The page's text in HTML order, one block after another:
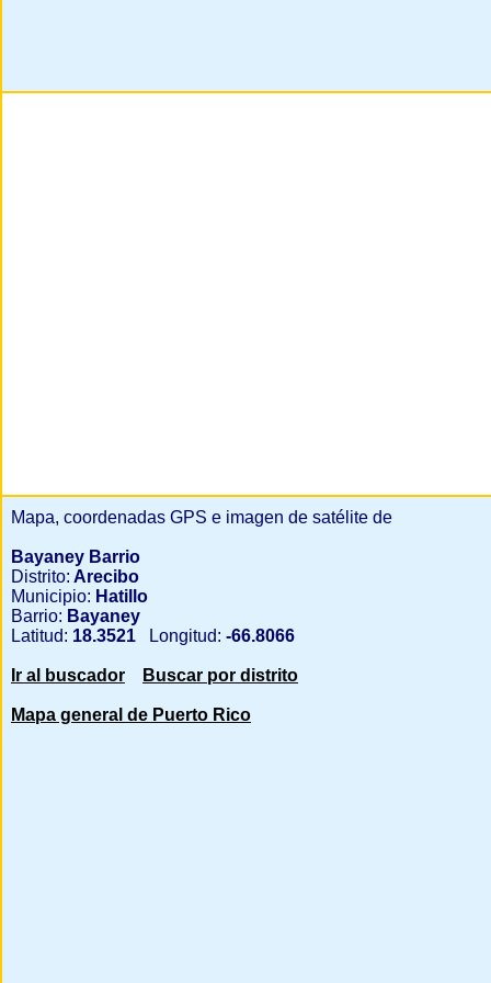
Mapa, coordenadas GPS e imagen de satélite de
Bayaney Barrio
Distrito: Arecibo
Municipio: Hatillo
Barrio: Bayaney
Latitud: 18.3521 Longitud: -66.8066
Ir al buscador Buscar por distrito
Mapa general de Puerto Rico